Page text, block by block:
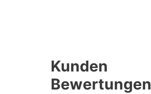
Kunden
Bewertungen